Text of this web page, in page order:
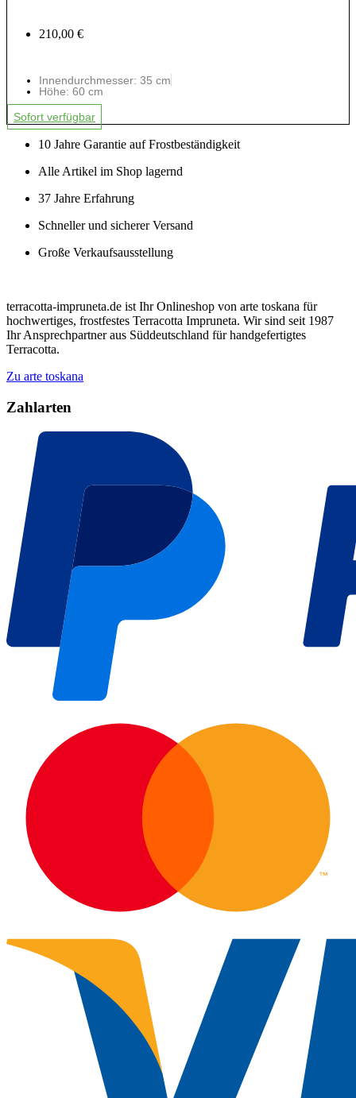
210,00 €
Innendurchmesser: 35 cm
Höhe: 60 cm
Sofort verfügbar
10 Jahre Garantie auf Frostbeständigkeit
Alle Artikel im Shop lagernd
37 Jahre Erfahrung
Schneller und sicherer Versand
Große Verkaufsausstellung
terracotta-impruneta.de ist Ihr Onlineshop von arte toskana für
hochwertiges, frostfestes Terracotta Impruneta. Wir sind seit 1987
Ihr Ansprechpartner aus Süddeutschland für handgefertigtes
Terracotta.
Zu arte toskana
Zahlarten